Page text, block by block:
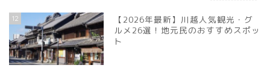
12
【2026年最新】川越人気観光・グ
ルメ26選！地元民のおすすめスポッ
ト